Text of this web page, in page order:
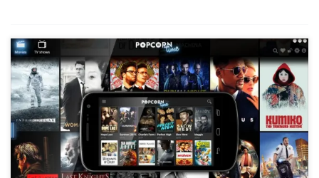
Vous rêvez de regarder n’importe quelle série ou film en haute
résolution sur votre pc ou votre téléphone gratuitement ?
Sachez que grâce à ce tuto vous saurez rapidement comment
faire à l’aide de PopCornTime. Étape 1: Installez
PopCornTime depuis le site officiel en cliquant ici et en
passant l’annonce, […]